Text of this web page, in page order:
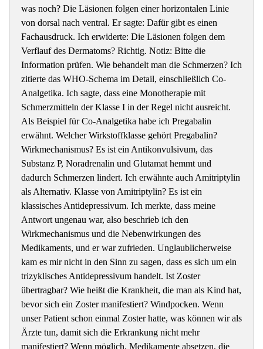
was noch? Die Läsionen folgen einer horizontalen Linie
von dorsal nach ventral. Er sagte: Dafür gibt es einen
Fachausdruck. Ich erwiderte: Die Läsionen folgen dem
Verflauf des Dermatoms? Richtig. Notiz: Bitte die
Information prüfen. Wie behandelt man die Schmerzen? Ich
zitierte das WHO-Schema im Detail, einschließlich Co-
Analgetika. Ich sagte, dass eine Monotherapie mit
Schmerzmitteln der Klasse I in der Regel nicht ausreicht.
Als Beispiel für Co-Analgetika habe ich Pregabalin
erwähnt. Welcher Wirkstoffklasse gehört Pregabalin?
Wirkmechanismus? Es ist ein Antikonvulsivum, das
Substanz P, Noradrenalin und Glutamat hemmt und
dadurch Schmerzen lindert. Ich erwähnte auch Amitriptylin
als Alternativ. Klasse von Amitriptylin? Es ist ein
klassisches Antidepressivum. Ich merkte, dass meine
Antwort ungenau war, also beschrieb ich den
Wirkmechanismus und die Nebenwirkungen des
Medikaments, und er war zufrieden. Unglaublicherweise
kam es mir nicht in den Sinn zu sagen, dass es sich um ein
trizyklisches Antidepressivum handelt. Ist Zoster
übertragbar? Wie heißt die Krankheit, die man als Kind hat,
bevor sich ein Zoster manifestiert? Windpocken. Wenn
unser Patient schon einmal Zoster hatte, was können wir als
Ärzte tun, damit sich die Erkrankung nicht mehr
manifestiert? Wenn möglich, Medikamente absetzen, die